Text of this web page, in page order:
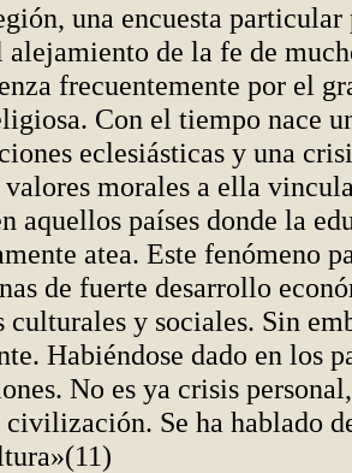
una encuesta
alejamiento de la fe de
frecuentemente por el
Con el tiempo nace
eclesiásticas y una
morales a ella
aquellos países donde la
atea. Este fenómeno
de fuerte desarrollo
culturales y sociales. Sin
Habiéndose dado en los
No es ya crisis
Se ha hablado